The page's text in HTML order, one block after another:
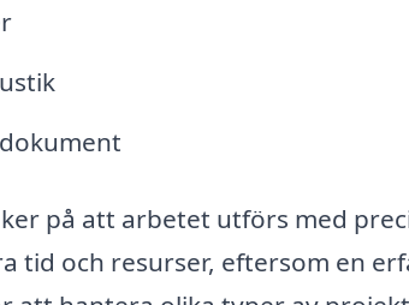
på att arbetet utförs med
tid och resurser, eftersom en